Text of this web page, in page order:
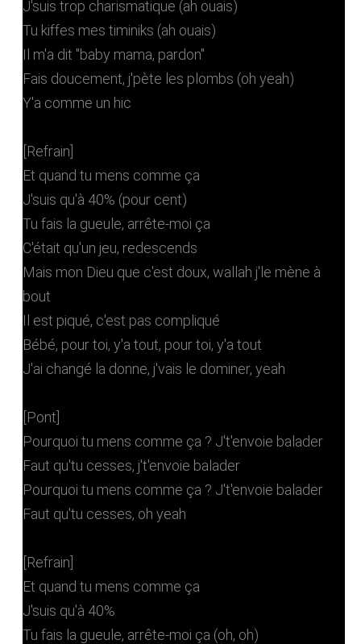
J'suis trop charismatique (ah ouais)
Tu kiffes mes timiniks (ah ouais)
Il m'a dit "baby mama, pardon"
Fais doucement, j'pète les plombs (oh yeah)
Y'a comme un hic
[Refrain]
Et quand tu mens comme ça
J'suis qu'à 40% (pour cent)
Tu fais la gueule, arrête-moi ça
C'était qu'un jeu, redescends
Mais mon Dieu que c'est doux, wallah j'le mène à
bout
Il est piqué, c'est pas compliqué
Bébé, pour toi, y'a tout, pour toi, y'a tout
J'ai changé la donne, j'vais le dominer, yeah
[Pont]
Pourquoi tu mens comme ça ? J't'envoie balader
Faut qu'tu cesses, j't'envoie balader
Pourquoi tu mens comme ça ? J't'envoie balader
Faut qu'tu cesses, oh yeah
[Refrain]
Et quand tu mens comme ça
J'suis qu'à 40%
Tu fais la gueule, arrête-moi ça (oh, oh)